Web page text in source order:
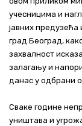
учесницима и
јавних
град Београд,
захвалност
залагању и
данас у одбрани
Сваке године
уништава и